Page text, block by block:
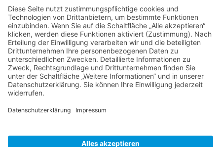
Website Administration
Datenschutzerklärung